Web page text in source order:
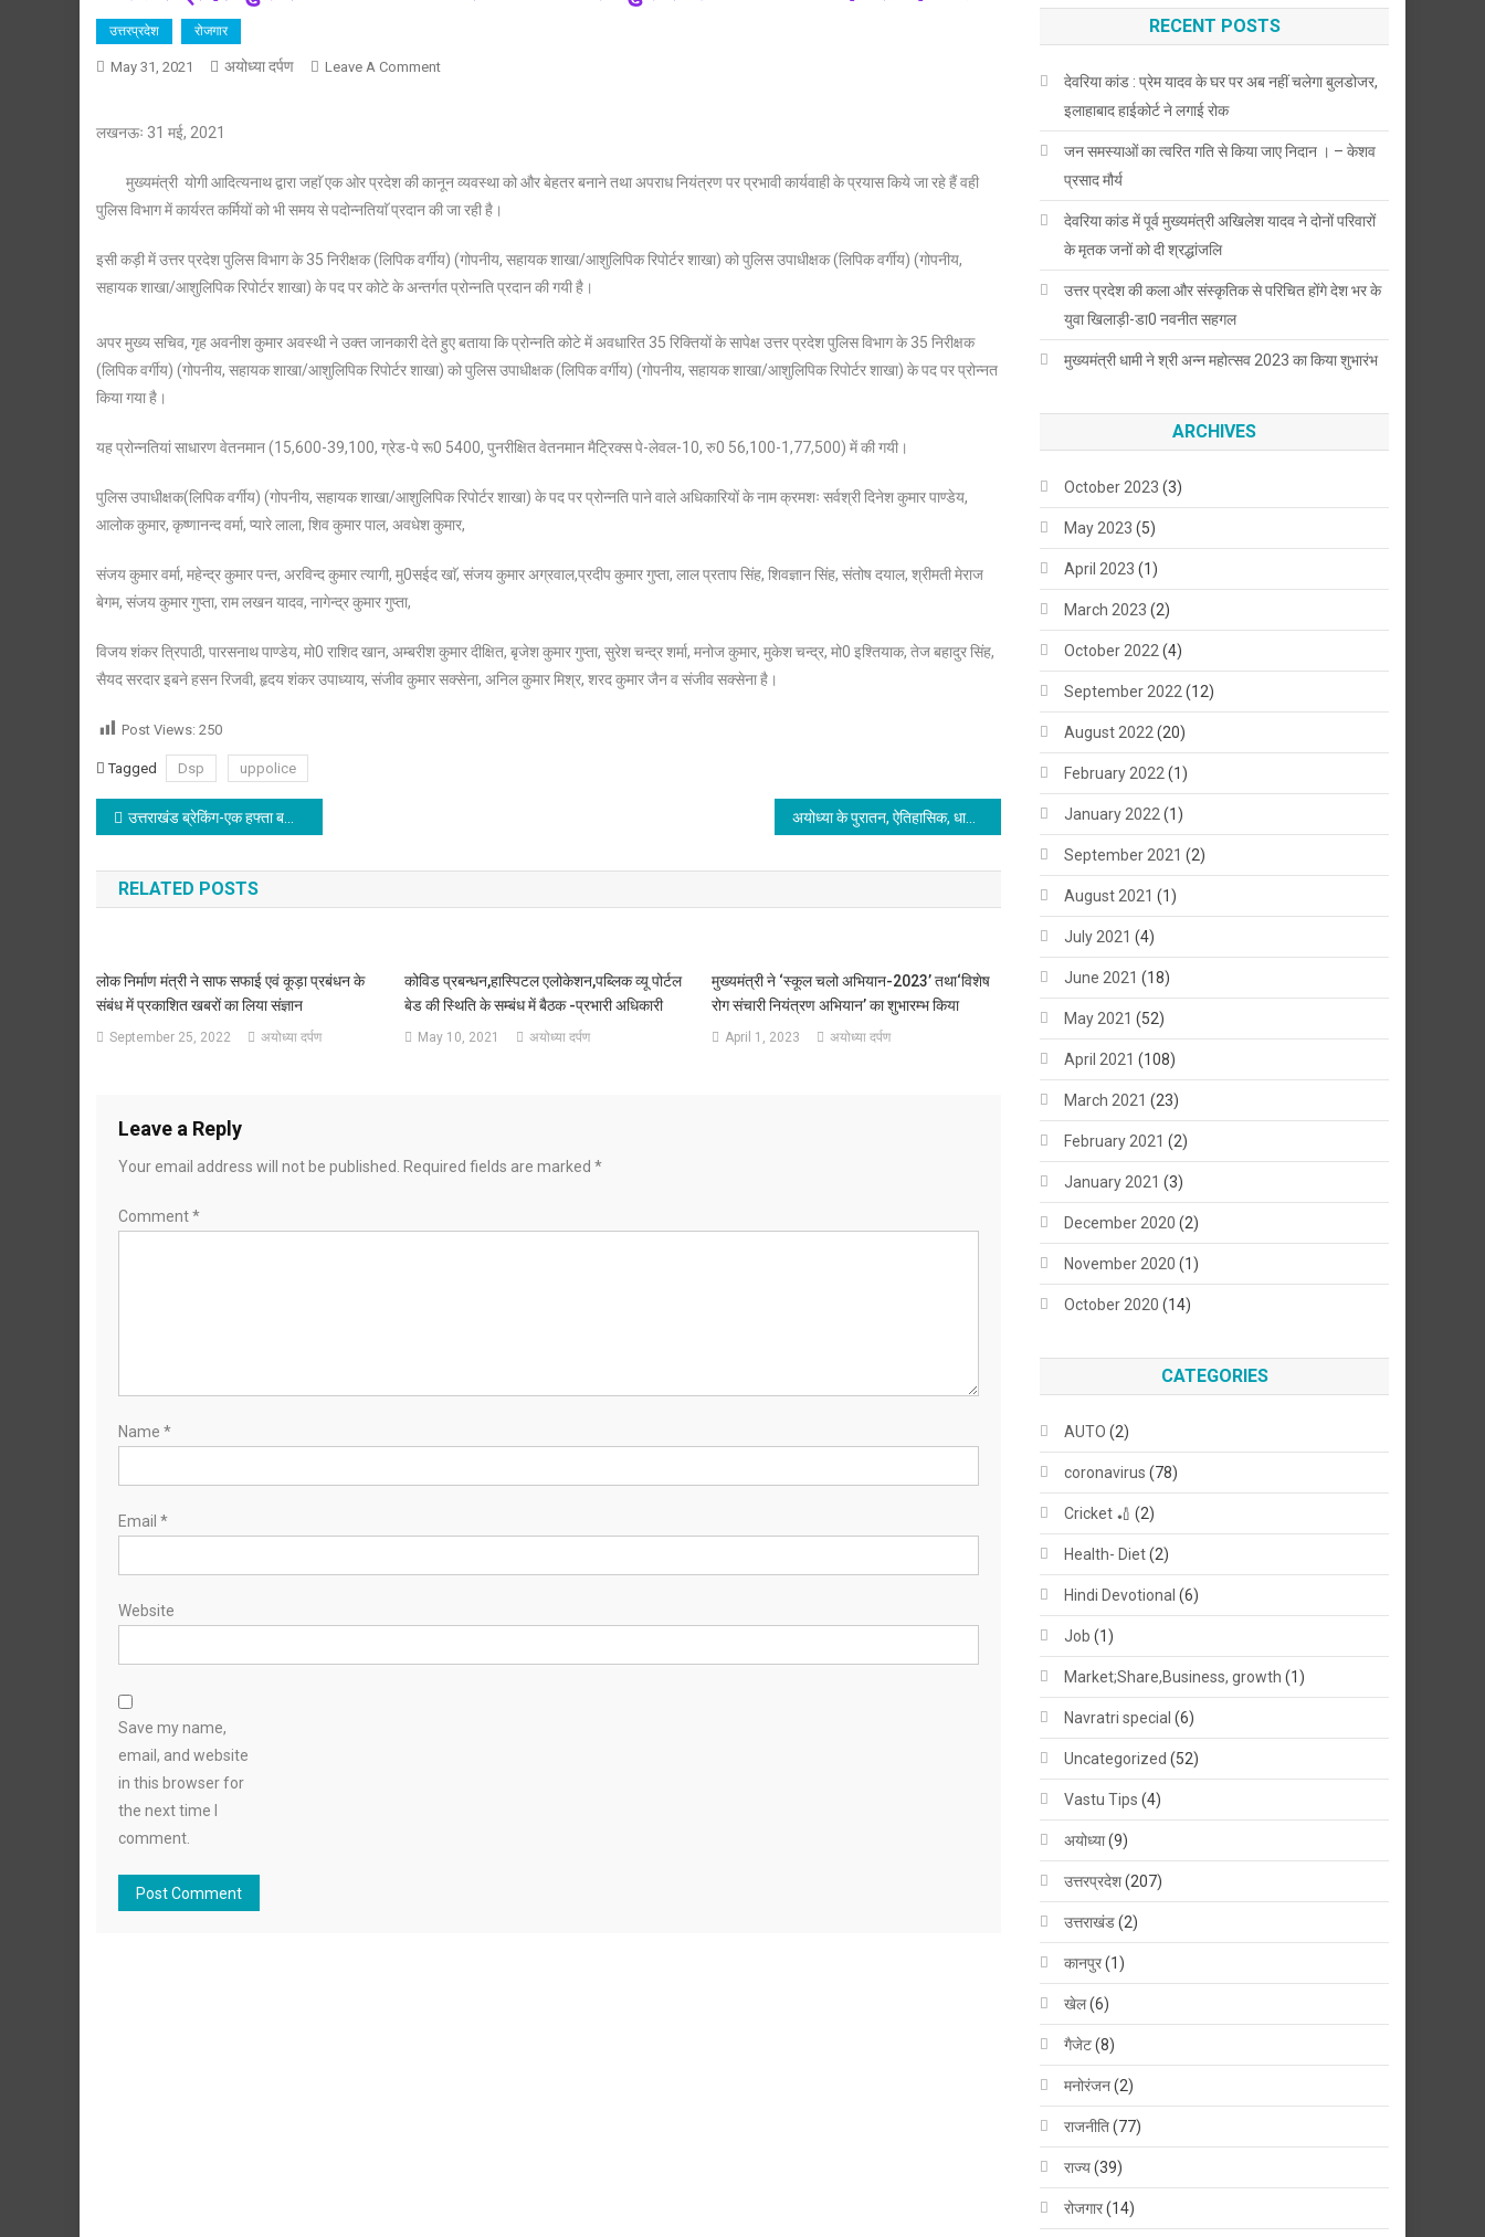
उत्तरप्रदेश रोजगार
May 31, 2021 अयोध्या दर्पण Leave A CommentOn
के
35
को
मिली
उपाधीक्षक
के
पदोन्नति
लखनऊः 31 मई, 2021
मुख्यमंत्री योगी आदित्यनाथ द्वारा जहाॅ एक ओर प्रदेश की कानून व्यवस्था को और बेहतर बनाने तथा अपराध नियंत्रण पर प्रभावी कार्यवाही के प्रयास किये जा रहे हैं वही
पुलिस विभाग में कार्यरत कर्मियों को भी समय से पदोन्नतियाॅ प्रदान की जा रही है।
इसी कड़ी में उत्तर प्रदेश पुलिस विभाग के 35 निरीक्षक (लिपिक वर्गीय) (गोपनीय, सहायक शाखा/आशुलिपिक रिपोर्टर शाखा) को पुलिस उपाधीक्षक (लिपिक वर्गीय) (गोपनीय,
सहायक शाखा/आशुलिपिक रिपोर्टर शाखा) के पद पर कोटे के अन्तर्गत प्रोन्नति प्रदान की गयी है।
अपर मुख्य सचिव, गृह अवनीश कुमार अवस्थी ने उक्त जानकारी देते हुए बताया कि प्रोन्नति कोटे में अवधारित 35 रिक्तियों के सापेक्ष उत्तर प्रदेश पुलिस विभाग के 35 निरीक्षक
(लिपिक वर्गीय) (गोपनीय, सहायक शाखा/आशुलिपिक रिपोर्टर शाखा) को पुलिस उपाधीक्षक (लिपिक वर्गीय) (गोपनीय, सहायक शाखा/आशुलिपिक रिपोर्टर शाखा) के पद पर प्रोन्नत
किया गया है।
यह प्रोन्नतियां साधारण वेतनमान (15,600-39,100, ग्रेड-पे रू0 5400, पुनरीक्षित वेतनमान मैट्रिक्स पे-लेवल-10, रु0 56,100-1,77,500) में की गयी।
पुलिस उपाधीक्षक(लिपिक वर्गीय) (गोपनीय, सहायक शाखा/आशुलिपिक रिपोर्टर शाखा) के पद पर प्रोन्नति पाने वाले अधिकारियों के नाम क्रमशः सर्वश्री दिनेश कुमार पाण्डेय,
आलोक कुमार, कृष्णानन्द वर्मा, प्यारे लाला, शिव कुमार पाल, अवधेश कुमार,
संजय कुमार वर्मा, महेन्द्र कुमार पन्त, अरविन्द कुमार त्यागी, मु0सईद खाॅ, संजय कुमार अग्रवाल,प्रदीप कुमार गुप्ता, लाल प्रताप सिंह, शिवज्ञान सिंह, संतोष दयाल, श्रीमती मेराज
बेगम, संजय कुमार गुप्ता, राम लखन यादव, नागेन्द्र कुमार गुप्ता,
विजय शंकर त्रिपाठी, पारसनाथ पाण्डेय, मो0 राशिद खान, अम्बरीश कुमार दीक्षित, बृजेश कुमार गुप्ता, सुरेश चन्द्र शर्मा, मनोज कुमार, मुकेश चन्द्र, मो0 इश्तियाक, तेज बहादुर सिंह,
सैयद सरदार इबने हसन रिजवी, हृदय शंकर उपाध्याय, संजीव कुमार सक्सेना, अनिल कुमार मिश्र, शरद कुमार जैन व संजीव सक्सेना है।
Post Views: 250
Tagged Dsp uppolice
Post
navigation
उत्तराखंड ब्रेकिंग-एक हफ्ता बढ़ा कोरोना कर्फ्यू , 8 जून तक हफ्ते में दो दिन खुलेंगी दुकानें.. अयोध्या के पुरातन, ऐतिहासिक, धार्मिक, आध्यात्मिक तथा सांस्कृतिक महत्व के दृष्टिगत केन्द्र : मुख्यमंत्री
RELATED POSTS
लोक निर्माण मंत्री ने साफ सफाई एवं कूड़ा प्रबंधन के
संबंध में प्रकाशित खबरों का लिया संज्ञान
September 25, 2022 अयोध्या दर्पण
कोविड प्रबन्धन,हास्पिटल एलोकेशन,पब्लिक व्यू पोर्टल
बेड की स्थिति के सम्बंध में बैठक -प्रभारी अधिकारी
May 10, 2021 अयोध्या दर्पण
मुख्यमंत्री ने ‘स्कूल चलो अभियान-2023’ तथा‘विशेष
रोग संचारी नियंत्रण अभियान’ का शुभारम्भ किया
April 1, 2023 अयोध्या दर्पण
Leave a Reply
Your email address will not be published. Required fields are marked *
Comment*
Name *
Email *
Website
Save my name,
email, and website
in this browser for
the next time I
comment.
RECENT POSTS
देवरिया कांड : प्रेम यादव के घर पर अब नहीं चलेगा बुलडोजर,
इलाहाबाद हाईकोर्ट ने लगाई रोक
जन समस्याओं का त्वरित गति से किया जाए निदान । – केशव
प्रसाद मौर्य
देवरिया कांड में पूर्व मुख्यमंत्री अखिलेश यादव ने दोनों परिवारों
के मृतक जनों को दी श्रद्धांजलि
उत्तर प्रदेश की कला और संस्कृतिक से परिचित होंगे देश भर के
युवा खिलाड़ी-डा0 नवनीत सहगल
मुख्यमंत्री धामी ने श्री अन्न महोत्सव 2023 का किया शुभारंभ
ARCHIVES
October 2023 (3)
May 2023 (5)
April 2023 (1)
March 2023 (2)
October 2022 (4)
September 2022 (12)
August 2022 (20)
February 2022 (1)
January 2022 (1)
September 2021 (2)
August 2021 (1)
July 2021 (4)
June 2021 (18)
May 2021 (52)
April 2021 (108)
March 2021 (23)
February 2021 (2)
January 2021 (3)
December 2020 (2)
November 2020 (1)
October 2020 (14)
CATEGORIES
AUTO (2)
coronavirus (78)
Cricket 🏏 (2)
Health- Diet(2)
Hindi Devotional (6)
Job (1)
Market;Share,Business, growth (1)
Navratri special (6)
Uncategorized (52)
Vastu Tips (4)
अयोध्या(9)
उत्तरप्रदेश(207)
उत्तराखंड(2)
कानपुर(1)
खेल(6)
गैजेट(8)
मनोरंजन(2)
राजनीति(77)
राज्य(39)
रोजगार(14)